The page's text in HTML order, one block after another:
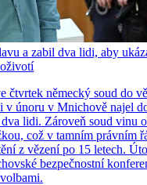
a zabil dva lidi, aby
čtvrtek německý soud do
v únoru v Mnichově najel
lidi. Zároveň soud vinu
což v tamním právním
z vězení po 15 letech.
bezpečnostní